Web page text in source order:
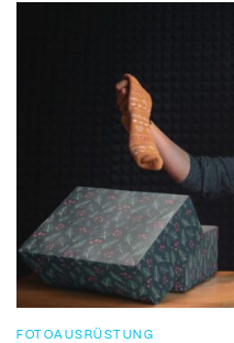
FOTOAUSRÜSTUNG